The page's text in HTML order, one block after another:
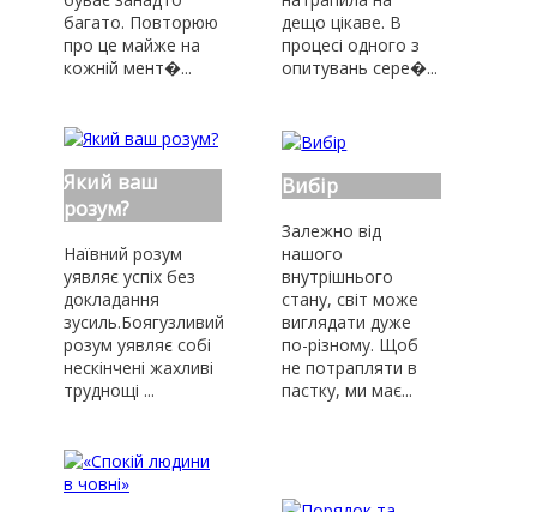
багато. Повторюю
про це майже на
кожній мент�...
дещо цікаве. В
процесі одного з
опитувань сере�...
Який ваш
розум?
Наївний розум
уявляє успіх без
докладання
зусиль.Боягузливий
розум уявляє собі
нескінчені жахливі
труднощі ...
Вибір
Залежно від
нашого
внутрішнього
стану, світ може
виглядати дуже
по-різному. Щоб
не потрапляти в
пастку, ми має...